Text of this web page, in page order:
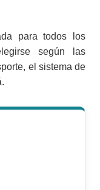
para todos los
según las
el sistema de